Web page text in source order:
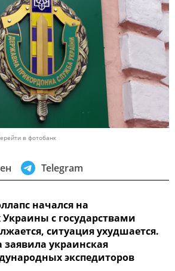
в фотобанк
Telegram
начался на
Украины с государствами
ситуация ухудшается.
заявила украинская
экспедиторов